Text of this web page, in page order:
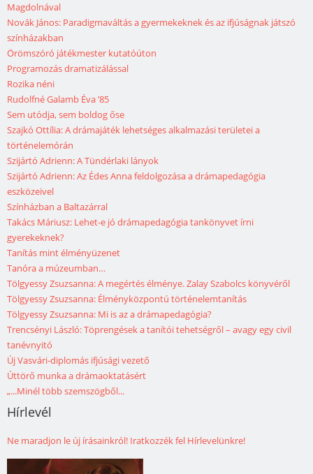
Magdolnával
Novák János: Paradigmaváltás a gyermekeknek és az ifjúságnak játszó
színházakban
Örömszóró játékmester kutatóúton
Programozás dramatizálással
Rozika néni
Rudolfné Galamb Éva ’85
Sem utódja, sem boldog őse
Szajkó Ottília: A drámajáték lehetséges alkalmazási területei a
történelemórán
Szijártó Adrienn: A Tündérlaki lányok
Szijártó Adrienn: Az Édes Anna feldolgozása a drámapedagógia
eszközeivel
Színházban a Baltazárral
Takács Máriusz: Lehet-e jó drámapedagógia tankönyvet írni
gyerekeknek?
Tanítás mint élményüzenet
Tanóra a múzeumban…
Tölgyessy Zsuzsanna: A megértés élménye. Zalay Szabolcs könyvéről
Tölgyessy Zsuzsanna: Élményközpontú történelemtanítás
Tölgyessy Zsuzsanna: Mi is az a drámapedagógia?
Trencsényi László: Töprengések a tanítói tehetségről – avagy egy civil
tanévnyitó
Új Vasvári-diplomás ifjúsági vezető
Úttörő munka a drámaoktatásért
„...Minél több szemszögből...
Hírlevél
Ne maradjon le új írásainkról! Iratkozzék fel Hírlevelünkre!